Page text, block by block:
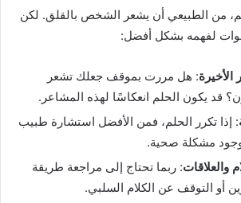
من الطبيعي أن يشعر الشخص بالقلق. لكن
لفهمه بشكل أفضل:
: هل مررت بموقف جعلك تشعر
قد يكون الحلم انعكاسًا لهذه المشاعر.
: إذا تكرر الحلم، فمن الأفضل استشارة طبيب
مشكلة صحية.
والعلاقات: ربما تحتاج إلى مراجعة طريقة
أو التوقف عن الكلام السلبي.